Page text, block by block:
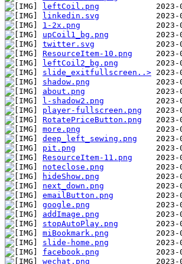
leftCoil.png
linkedin.svg
1-2x.png
upCoil1_bg.png
twitter.svg
ResourceItem-10.png
leftCoil2_bg.png
slide_exitfullscreen..>
shadow.png
about.png
l-shadow2.png
player-fullscreen.png
RotatePriceButton.png
more.png
deep_left_sewing.png
pit.png
ResourceItem-11.png
noteclose.png
hideShow.png
next_down.png
emailButton.png
google.png
addImage.png
stopAutoPlay.png
miBookmark.png
slide-home.png
facebook.png
wechat.png